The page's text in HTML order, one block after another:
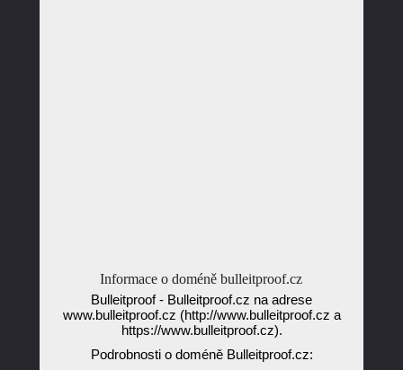
Informace o doméně bulleitproof.cz
Bulleitproof - Bulleitproof.cz na adrese
www.bulleitproof.cz (http://www.bulleitproof.cz a
https://www.bulleitproof.cz).
Podrobnosti o doméně Bulleitproof.cz: